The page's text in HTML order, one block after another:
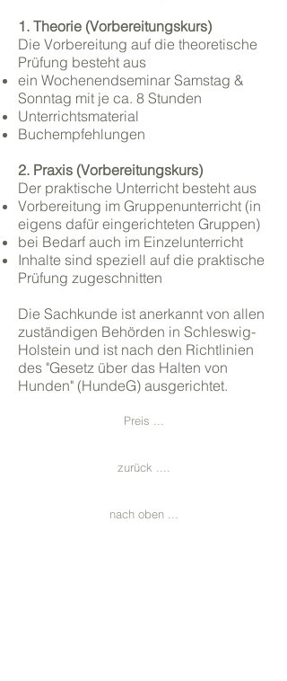
1. Theorie (Vorbereitungskurs)
Die Vorbereitung auf die theoretische
Prüfung besteht aus
ein Wochenendseminar Samstag &
Sonntag mit je ca. 8 Stunden
Unterrichtsmaterial
Buchempfehlungen
2. Praxis (Vorbereitungskurs)
Der praktische Unterricht besteht aus
Vorbereitung im Gruppenunterricht (in
eigens dafür eingerichteten Gruppen)
bei Bedarf auch im Einzelunterricht
Inhalte sind speziell auf die praktische
Prüfung zugeschnitten
Die Sachkunde ist anerkannt von allen
zuständigen Behörden in Schleswig-
Holstein und ist nach den Richtlinien
des "Gesetz über das Halten von
Hunden" (HundeG) ausgerichtet.
Preis ...
zurück ....
nach oben ...